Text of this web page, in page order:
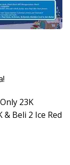
23K
Beli 2 Ice Red